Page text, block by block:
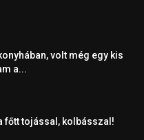
volt még egy kis
a...
főtt tojással, kolbásszal!